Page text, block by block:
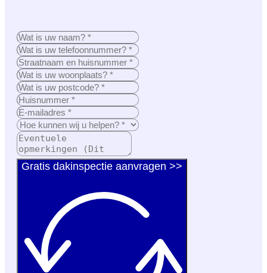
Gratis dakinspectie aanvragen >>